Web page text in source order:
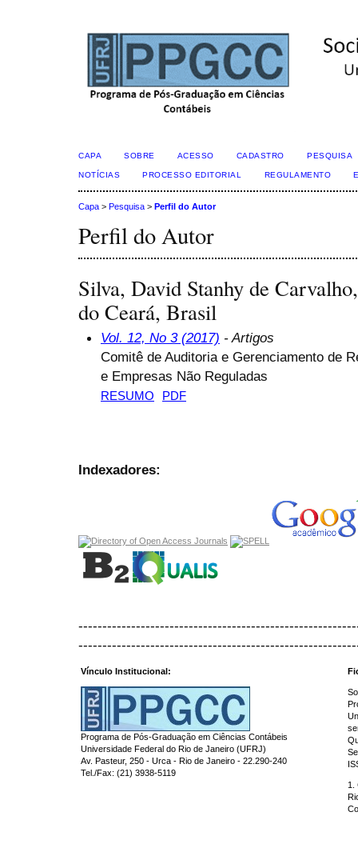
CAPA SOBRE ACESSO CADASTRO PESQUISA
NOTÍCIAS PROCESSO EDITORIAL REGULAMENTO
Capa > Pesquisa > Perfil do Autor
Perfil do Autor
Silva, David Stanhy de
do Ceará, Brasil
Vol. 12, No 3 (2017) - Artigos
Comitê de Auditoria e Gerenciamento de
e Empresas Não Reguladas
RESUMO PDF
Indexadores:
Vínculo Institucional:
Programa de Pós-Graduação em Ciências Contábeis
Universidade Federal do Rio de Janeiro (UFRJ)
Av. Pasteur, 250 - Urca - Rio de Janeiro - 22.290-240
Tel./Fax: (21) 3938-5119
1.